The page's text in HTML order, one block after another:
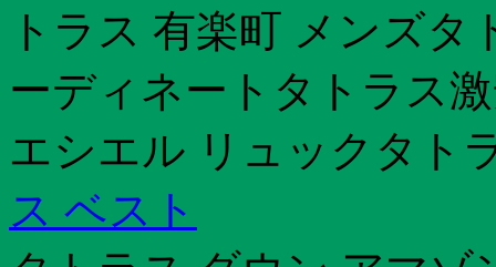
トラス 有楽町 メンズ
ーディネートタトラス
エシエル リュックタト
ス ベスト